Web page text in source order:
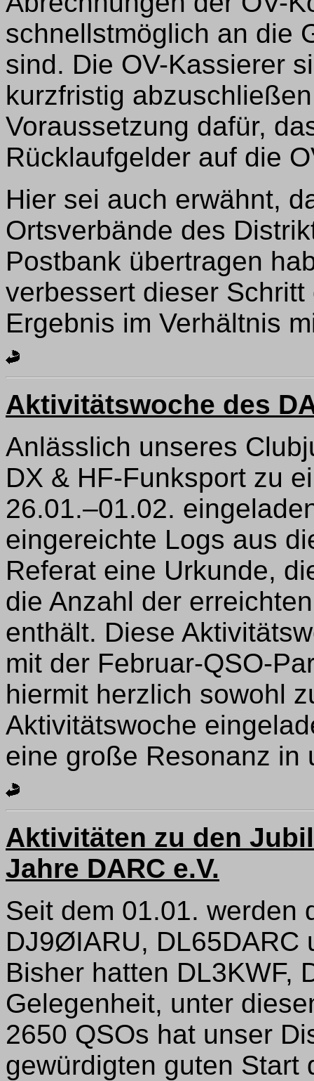
schnellstmöglich an die
sind. Die OV-Kassierer
kurzfristig
Voraussetzung dafür,
Rücklaufgelder auf die
Hier sei auch erwähnt,
Ortsverbände des
Postbank übertragen
verbessert dieser
Ergebnis im Verhältnis
Aktivitätswoche des
Anlässlich unseres
DX & HF-Funksport zu
26.01.–01.02.
eingereichte Logs aus
Referat eine Urkunde,
die Anzahl der
enthält. Diese
mit der Februar-QSO-
hiermit herzlich sowohl
Aktivitätswoche
eine große Resonanz in
Aktivitäten zu den
Jahre DARC e.V.
Seit dem 01.01. werden
DJ9ØIARU, DL65DARC
Bisher hatten DL3KWF,
Gelegenheit, unter
2650 QSOs hat unser
gewürdigten guten Start